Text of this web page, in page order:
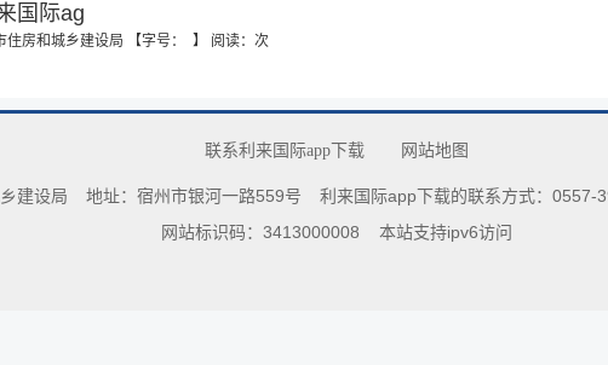
国际ag
住房和城乡建设局 【字号： 】 阅读： 次
联系利来国际app下载 网站地图
建设局 地址：宿州市银河一路559号
利来国际app下载的联系方式：0557-
网站标识码：3413000008
本站支持ipv6访问